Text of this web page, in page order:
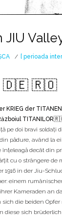
JIU
[ perioada
🇩🇪 🇷🇴
KRIEG der
TITANILOR🇷🇴
pe doi bravi
pădure, având la
decât din
cu o strângere de
1916 in der Jiu-
einem
Kameraden an
sich die beiden
diese sich